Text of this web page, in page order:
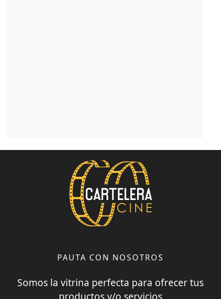
PAUTA CON NOSOTROS
Somos la vitrina perfecta para ofrecer tus